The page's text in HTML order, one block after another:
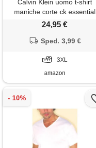
Calvin Klein uomo t-shirt
maniche corte ck essential
slim fit, bianco (bright white),
3xl
24,95 €
Sped. 3,99 €
3XL
amazon